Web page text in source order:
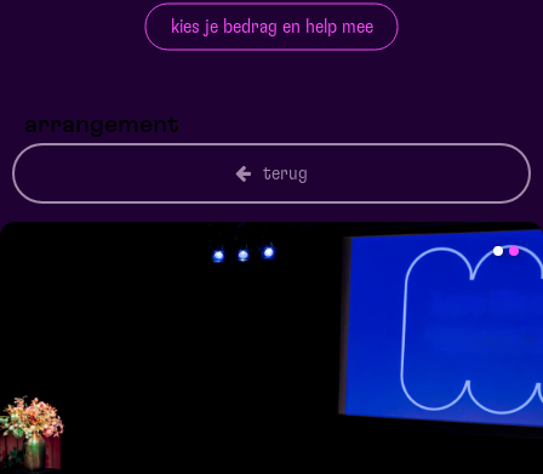
kies je bedrag en help mee
arrangement
terug